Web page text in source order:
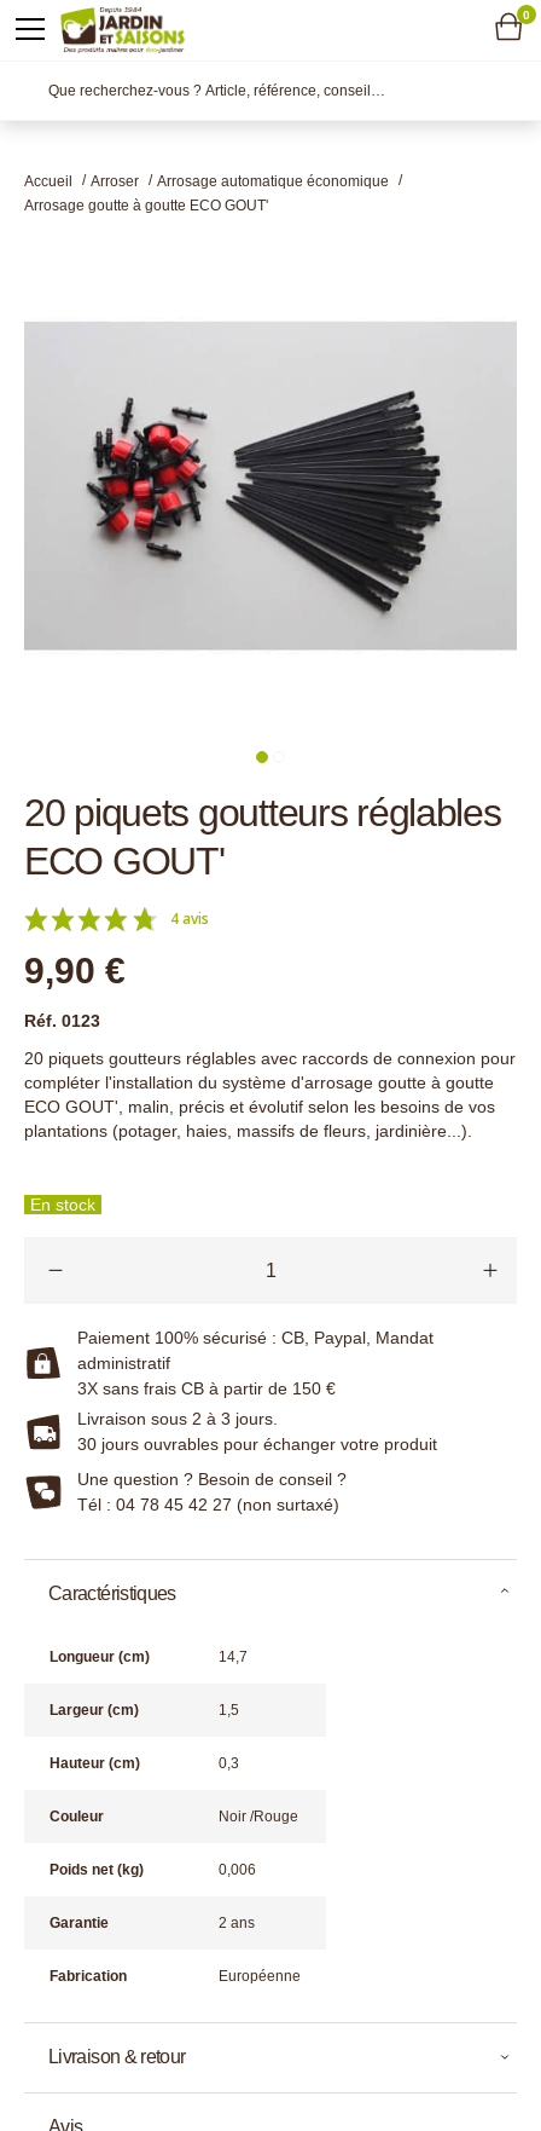
Accueil Arroser
Arrosage automatique économique
Arrosage goutte à goutte ECO GOUT'
20 piquets goutteurs réglables
ECO GOUT'
4 avis
9,90 €
Réf. 0123
20 piquets goutteurs réglables avec raccords de connexion pour
compléter l'installation du système d'arrosage goutte à goutte
ECO GOUT', malin, précis et évolutif selon les besoins de vos
plantations (potager, haies, massifs de fleurs, jardinière...).
En stock
Paiement 100% sécurisé : CB, Paypal, Mandat
administratif
3X sans frais CB à partir de 150 €
Livraison sous 2 à 3 jours.
30 jours ouvrables pour échanger votre produit
Une question ? Besoin de conseil ?
Tél : 04 78 45 42 27 (non surtaxé)
Caractéristiques
Longueur (cm) 14,7
Largeur (cm) 1,5
Hauteur (cm) 0,3
Couleur Noir /Rouge
Poids net (kg) 0,006
Garantie 2 ans
Fabrication Européenne
Livraison & retour
Avis
0